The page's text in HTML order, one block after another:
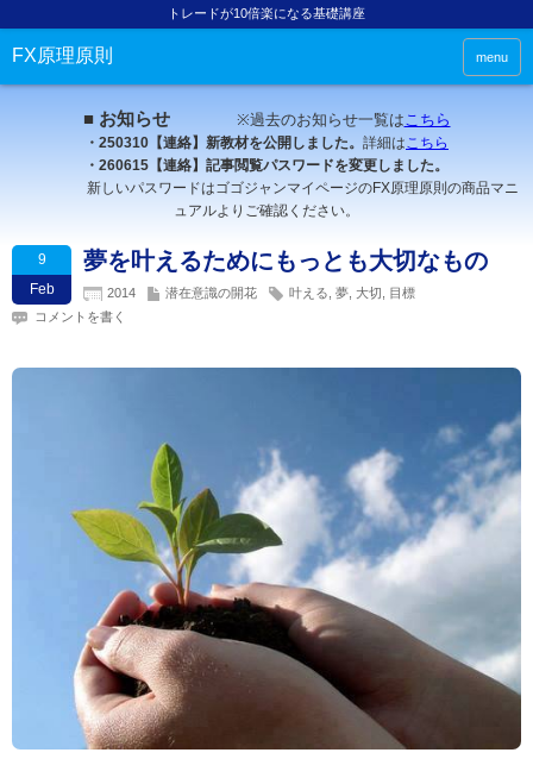
トレードが10倍楽になる基礎講座
FX原理原則 menu
■ お知らせ ※過去のお知らせ一覧はこちら
・250310【連絡】新教材を公開しました。 詳細はこちら
・260615【連絡】記事閲覧パスワードを変更しました。
新しいパスワードはゴゴジャンマイページのFX原理原則の商品マニ
ュアルよりご確認ください。
9
Feb
夢を叶えるためにもっとも大切なもの
2014 潜在意識の開花 叶える 夢 大切
目標
コメントを書く